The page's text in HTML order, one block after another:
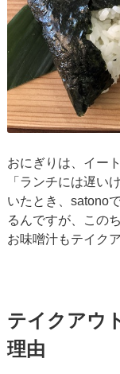
おにぎりは、イー
「ランチには遅い
いたとき、satono
るんですが、この
お味噌汁もテイク
テイクアウ
理由